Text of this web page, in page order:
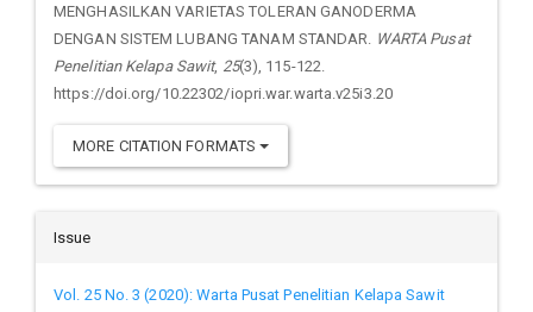
MENGHASILKAN VARIETAS TOLERAN GANODERMA
DENGAN SISTEM LUBANG TANAM STANDAR.
WARTA Pusat
Penelitian Kelapa Sawit, 25(3), 115-122.
https://doi.org/10.22302/iopri.war.warta.v25i3.20
MORE CITATION FORMATS
Issue
Vol. 25 No. 3 (2020): Warta Pusat Penelitian Kelapa Sawit